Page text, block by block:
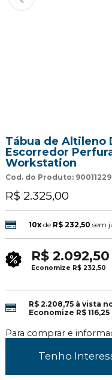
Tábua de Altileno
Escorredor
Workstation
Cod. do Produto:
R$ 2.325,00
10xde R$ 232,50 sem
R$ 2.092,50
Economize R$ 232,50
R$ 2.208,75 à vista
Economize R$ 116,25
Para comprar e
Tenho